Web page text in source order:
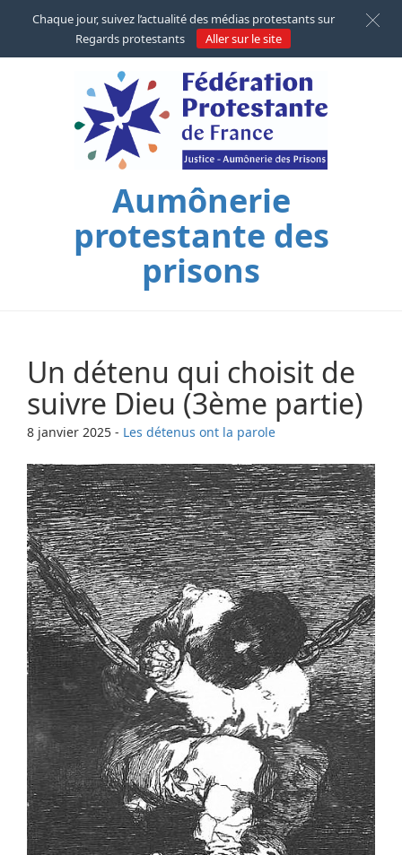
Aumônerie
protestante des
prisons
Un détenu qui choisit de
suivre Dieu (3ème partie)
8 janvier 2025 - Les détenus ont la parole
Chaque jour, suivez l’actualité des médias protestants sur
Regards protestants
Aller sur le site